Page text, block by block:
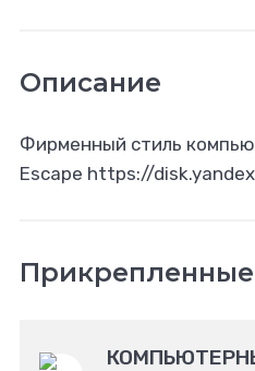
Описание
Фирменный стиль
Escape https://